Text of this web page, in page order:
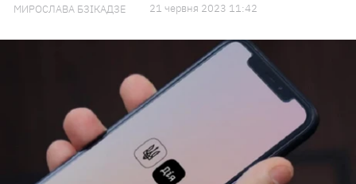
МИРОСЛАВА БЗІКАДЗЕ 21 червня 2023 11:42